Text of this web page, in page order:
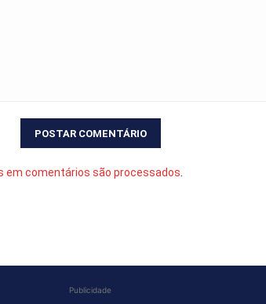
em comentários são processados
Publicidade